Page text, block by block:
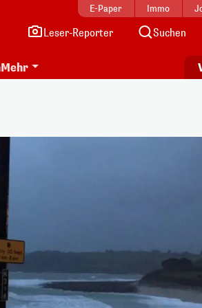
E-Paper Immo
Leser-Reporter Suchen
Mehr